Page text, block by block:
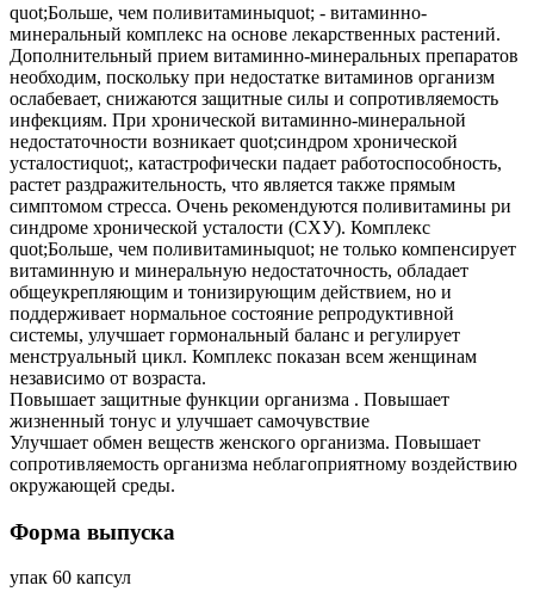
quot;Больше, чем поливитаминыquot; - витаминно-
минеральный комплекс на основе лекарственных растений.
Дополнительный прием витаминно-минеральных препаратов
необходим, поскольку при недостатке витаминов организм
ослабевает, снижаются защитные силы и сопротивляемость
инфекциям. При хронической витаминно-минеральной
недостаточности возникает quot;синдром хронической
усталостиquot;, катастрофически падает работоспособность,
растет раздражительность, что является также прямым
симптомом стресса. Очень рекомендуются поливитамины ри
синдроме хронической усталости (СХУ). Комплекс
quot;Больше, чем поливитаминыquot; не только компенсирует
витаминную и минеральную недостаточность, обладает
общеукрепляющим и тонизирующим действием, но и
поддерживает нормальное состояние репродуктивной
системы, улучшает гормональный баланс и регулирует
менструальный цикл. Комплекс показан всем женщинам
независимо от возраста.
Повышает защитные функции организма . Повышает
жизненный тонус и улучшает самочувствие
Улучшает обмен веществ женского организма. Повышает
сопротивляемость организма неблагоприятному воздействию
окружающей среды.
Форма выпуска
упак 60 капсул